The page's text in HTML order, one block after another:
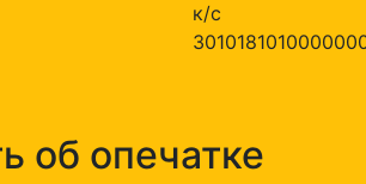
к/с
об опечатке